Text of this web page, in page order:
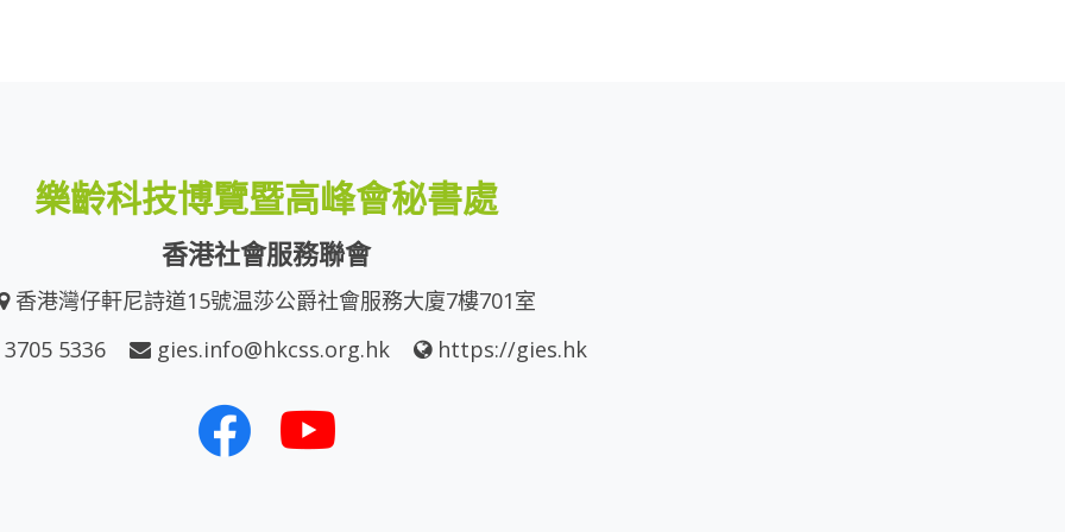
樂齡科技博覽暨高峰會秘書處
香港社會服務聯會
香港灣仔軒尼詩道15號温莎公爵社會服務大廈7樓701室
5336
gies.info@hkcss.org.hk https://gies.hk